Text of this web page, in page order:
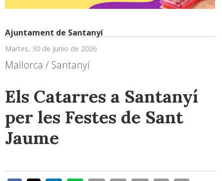
Ajuntament de Santanyí
Martes, 30 de Junio de 2026
Mallorca / Santanyí
Els Catarres a Santanyí
per les Festes de Sant
Jaume